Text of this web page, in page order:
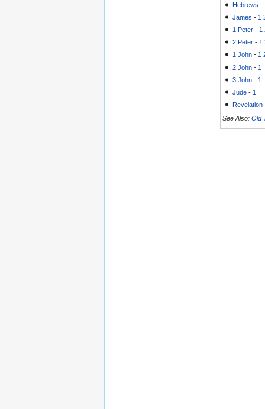
Hebrews -
James - 1
1 Peter - 1
2 Peter - 1
1 John -1
2 John - 1
3 John - 1
Jude - 1
Revelation
See Also: Old